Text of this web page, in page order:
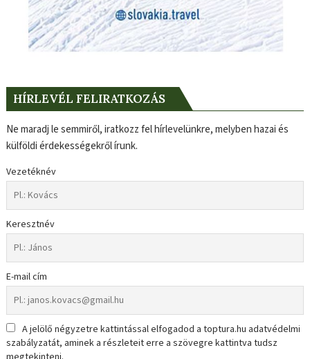
HÍRLEVÉL FELIRATKOZÁS
Ne maradj le semmiről, iratkozz fel hírlevelünkre, melyben hazai és
külföldi érdekességekről írunk.
Vezetéknév
Keresztnév
E-mail cím
A jelölő négyzetre kattintással elfogadod a toptura.hu adatvédelmi
szabályzatát, aminek a részleteit erre a szövegre kattintva tudsz